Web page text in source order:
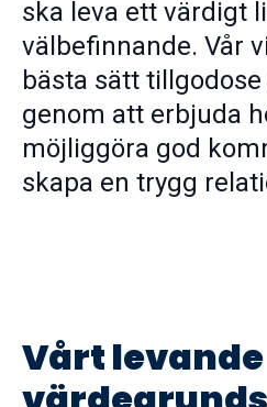
ska leva ett värdigt
välbefinnande. Vår
bästa sätt
genom att erbjuda
möjliggöra god
skapa en trygg
Vårt levande